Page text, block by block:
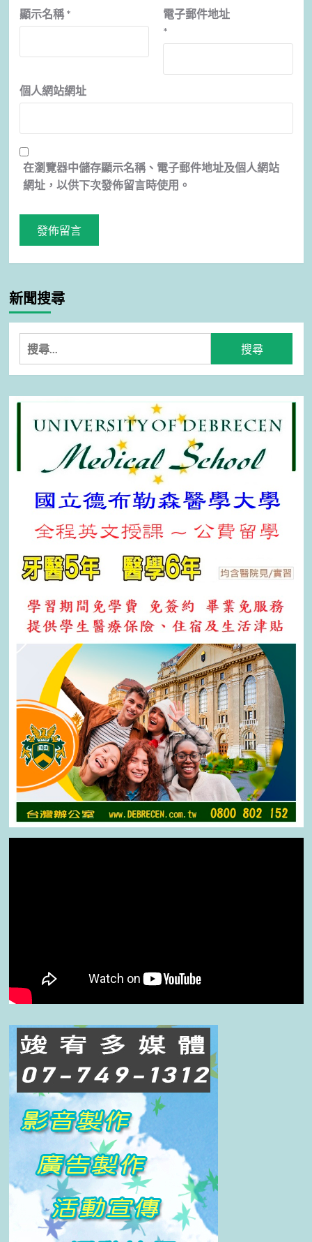
顯示名稱 *
電子郵件地址
*
個人網站網址
在瀏覽器中儲存顯示名稱、電子郵件地址及個人網站
網址，以供下次發佈留言時使用。
新聞搜尋
搜
尋
關
鍵